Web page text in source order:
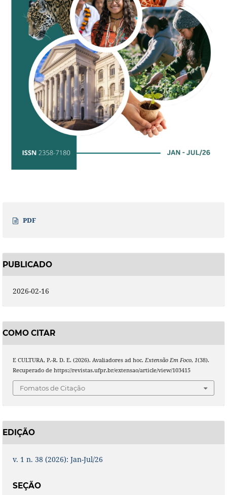
PDF
PUBLICADO
2026-02-16
COMO CITAR
E CULTURA, P.-R. D. E. (2026). Avaliadores ad hoc. Extensão Em Foco, 1(38).
Recuperado de https://revistas.ufpr.br/extensao/article/view/103415
Fomatos de Citação
EDIÇÃO
v. 1 n. 38 (2026): Jan-Jul/26
SEÇÃO